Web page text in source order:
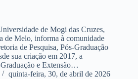
de Mogi das Cruzes,
de Melo, informa à comunidade
de Pesquisa, Pós-Graduação
sua criação em 2017, a
e Extensão…
quinta-feira, 30, de abril de 2026